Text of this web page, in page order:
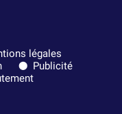
légales
Publicité